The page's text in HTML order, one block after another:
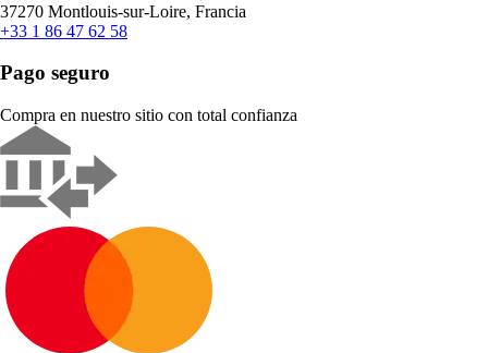
37270 Montlouis-sur-Loire, Francia
+33 1 86 47 62 58
Pago seguro
Compra en nuestro sitio con total confianza